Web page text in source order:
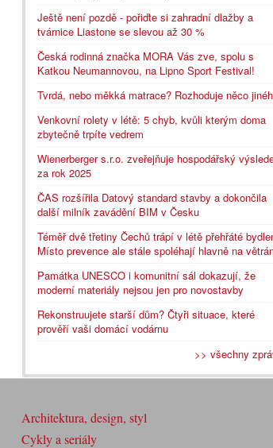
Ještě není pozdě - pořiďte si zahradní dlažby a
tvárnice Liastone se slevou až 30 %
Česká rodinná značka MORA Vás zve, spolu s
Katkou Neumannovou, na Lipno Sport Festival!
Tvrdá, nebo měkká matrace? Rozhoduje něco
Venkovní rolety v létě: 5 chyb, kvůli kterým doma
zbytečně trpíte vedrem
Wienerberger s.r.o. zveřejňuje hospodářský
za rok 2025
ČAS rozšířila Datový standard stavby a dokončila
další milník zavádění BIM v Česku
Téměř dvě třetiny Čechů trápí v létě přehřáté
Místo prevence ale stále spoléhají hlavně na
Památka UNESCO i komunitní sál dokazují, že
moderní materiály nejsou jen pro novostavby
Rekonstruujete starší dům? Čtyři situace, které
prověří vaši domácí vodárnu
>> všechny
Architektura, design, styl
Cykly a seriály